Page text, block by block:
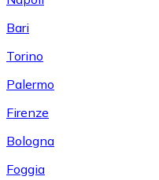
Bari
Torino
Palermo
Firenze
Bologna
Foggia